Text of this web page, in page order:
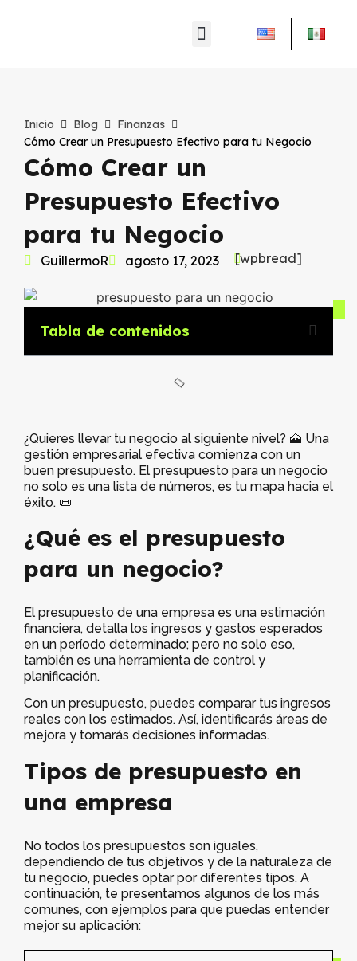
Inicio Blog
Finanzas
Cómo Crear un Presupuesto Efectivo para tu Negocio
Cómo Crear un
Presupuesto Efectivo
para tu Negocio
GuillermoR agosto 17, 2023 [wpbread]
Tabla de contenidos
¿Quieres llevar tu negocio al siguiente nivel? 🗻 Una
gestión empresarial efectiva comienza con un
buen presupuesto. El presupuesto para un negocio
no solo es una lista de números, es tu mapa hacia el
éxito. 📜
¿Qué es el presupuesto
para un negocio?
El presupuesto de una empresa es una estimación
financiera, detalla los ingresos y gastos esperados
en un período determinado; pero no solo eso,
también es una herramienta de control y
planificación.
Con un presupuesto, puedes comparar tus ingresos
reales con los estimados. Así, identificarás áreas de
mejora y tomarás decisiones informadas.
Tipos de presupuesto en
una empresa
No todos los presupuestos son iguales,
dependiendo de tus objetivos y de la naturaleza de
tu negocio, puedes optar por diferentes tipos. A
continuación, te presentamos algunos de los más
comunes, con ejemplos para que puedas entender
mejor su aplicación: